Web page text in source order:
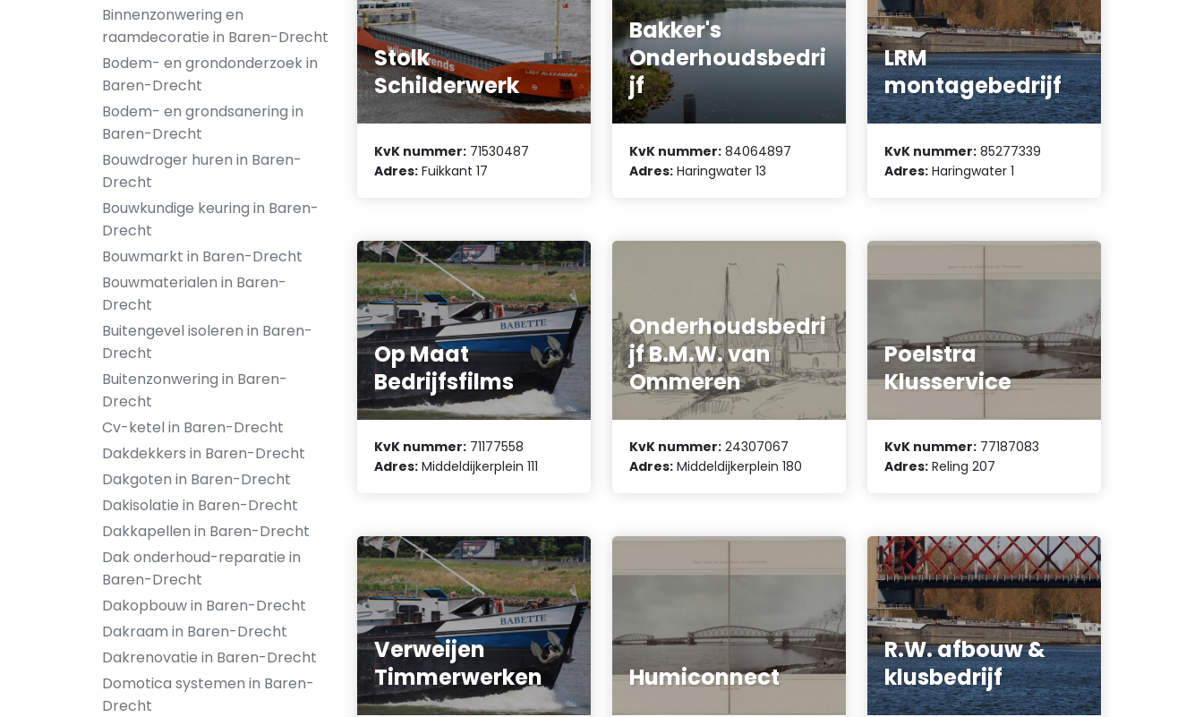
Binnenzonwering en
raamdecoratie in Baren-Drecht
Bodem- en grondonderzoek in
Baren-Drecht
Bodem- en grondsanering in
Baren-Drecht
Bouwdroger huren in Baren-
Drecht
Bouwkundige keuring in Baren-
Drecht
Bouwmarkt in Baren-Drecht
Bouwmaterialen in Baren-
Drecht
Buitengevel isoleren in Baren-
Drecht
Buitenzonwering in Baren-
Drecht
Cv-ketel in Baren-Drecht
Dakdekkers in Baren-Drecht
Dakgoten in Baren-Drecht
Dakisolatie in Baren-Drecht
Dakkapellen in Baren-Drecht
Dak onderhoud-reparatie in
Baren-Drecht
Dakopbouw in Baren-Drecht
Dakraam in Baren-Drecht
Dakrenovatie in Baren-Drecht
Domotica systemen in Baren-
Drecht
Stolk
Schilderwerk
KvK nummer: 71530487
Adres: Fuikkant 17
Bakker's
Onderhoudsbedri
jf
KvK nummer: 84064897
Adres: Haringwater 13
LRM
montagebedrijf
KvK nummer: 85277339
Adres: Haringwater 1
Op Maat
Bedrijfsfilms
KvK nummer: 71177558
Adres: Middeldijkerplein 111
Onderhoudsbedri
jf B.M.W. van
Ommeren
KvK nummer: 24307067
Adres: Middeldijkerplein 180
Poelstra
Klusservice
KvK nummer: 77187083
Adres: Reling 207
Verweijen
Timmerwerken
Humiconnect
R.W. afbouw &
klusbedrijf